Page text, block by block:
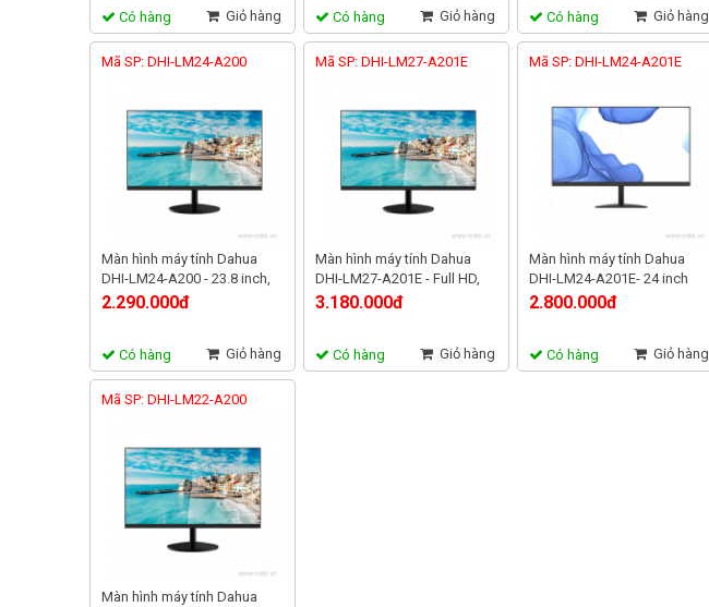
Có hàng Giỏ hàng Có hàng Giỏ hàng Có hàng Giỏ hàng
Mã SP: DHI-LM24-A200
Màn hình máy tính Dahua
DHI-LM24-A200 - 23.8 inch,
Full HD, 75Hz, tấm nền VA
2.290.000đ
Có hàng Giỏ hàng
Mã SP: DHI-LM27-A201E
Màn hình máy tính Dahua
DHI-LM27-A201E - Full HD,
75Hz tấm nền IPS
3.180.000đ
Có hàng Giỏ hàng
Mã SP: DHI-LM24-A201E
Màn hình máy tính Dahua
DHI-LM24-A201E- 24 inch
Full HD, 75Hz, tấm nền IPS
2.800.000đ
Có hàng Giỏ hàng
Mã SP: DHI-LM22-A200
Màn hình máy tính Dahua